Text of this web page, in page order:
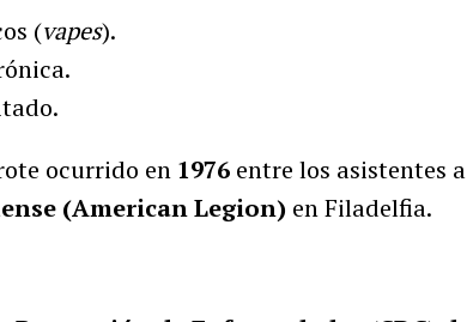
(vapes).
ocurrido en 1976 entre los asistentes a
(American Legion) en Filadelfia.